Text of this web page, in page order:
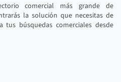
comercial más grande de
la solución que necesitas de
tus búsquedas comerciales desde